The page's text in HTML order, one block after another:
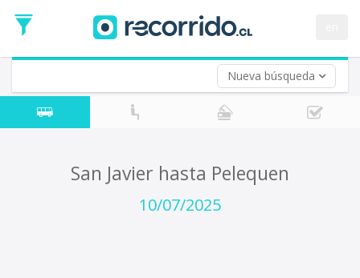
Nueva búsqueda
de
Ida
Vuelta (opcional)
Fecha
de
San Javier hasta Pelequen
10/07/2025